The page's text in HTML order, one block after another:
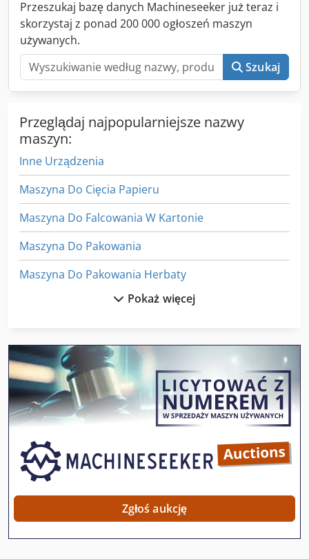
Przeszukaj bazę danych Machineseeker już teraz i
skorzystaj z ponad 200 000 ogłoszeń maszyn
używanych.
Szukaj
Przeglądaj najpopularniejsze nazwy
maszyn:
Inne Urządzenia
Maszyna Do Cięcia Papieru
Maszyna Do Falcowania W Kartonie
Maszyna Do Pakowania
Maszyna Do Pakowania Herbaty
Maszyna Do Pakowania Worków
Maszyna Do Worków Papieru
Maszyny Do Liczenia Papieru
Maszyny Do Ukosowania
Maszyną Do Wykrawania Otworów
Opakowania Z Tworzyw Sztucznych
Pakowanie W Kartony
Pokaż więcej
Zgłoś aukcję